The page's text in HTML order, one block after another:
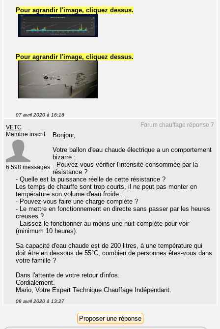
Pour agrandir l'image, cliquez dessus.
Pour agrandir l'image, cliquez dessus.
07 avril 2020 à 16:16
Forum chauffage réponse 7
VETC
Membre inscrit
6 598 messages
Bonjour,
Votre ballon d'eau chaude électrique a un comportement
bizarre :
- Pouvez-vous vérifier l'intensité consommée par la
résistance ?
- Quelle est la puissance réelle de cette résistance ?
Les temps de chauffe sont trop courts, il ne peut pas monter en
température son volume d'eau froide :
- Pouvez-vous faire une charge complète ?
- Le mettre en fonctionnement en directe sans passer par les heures
creuses ?
- Laissez le fonctionner au moins une nuit complète pour voir
(minimum 10 heures).
Sa capacité d'eau chaude est de 200 litres, à une température qui
doit être en dessous de 55°C, combien de personnes êtes-vous dans
votre famille ?
Dans l'attente de votre retour d'infos.
Cordialement.
Mario, Votre Expert Technique Chauffage Indépendant.
09 avril 2020 à 13:27